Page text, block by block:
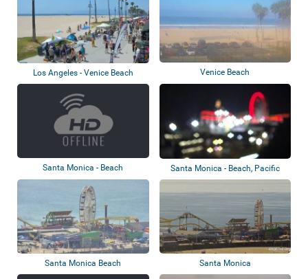
Los Angeles - Venice Beach Venice Beach
Santa Monica - Beach
Santa Monica - Beach, Pacific
Park
Santa Monica Beach Santa Monica